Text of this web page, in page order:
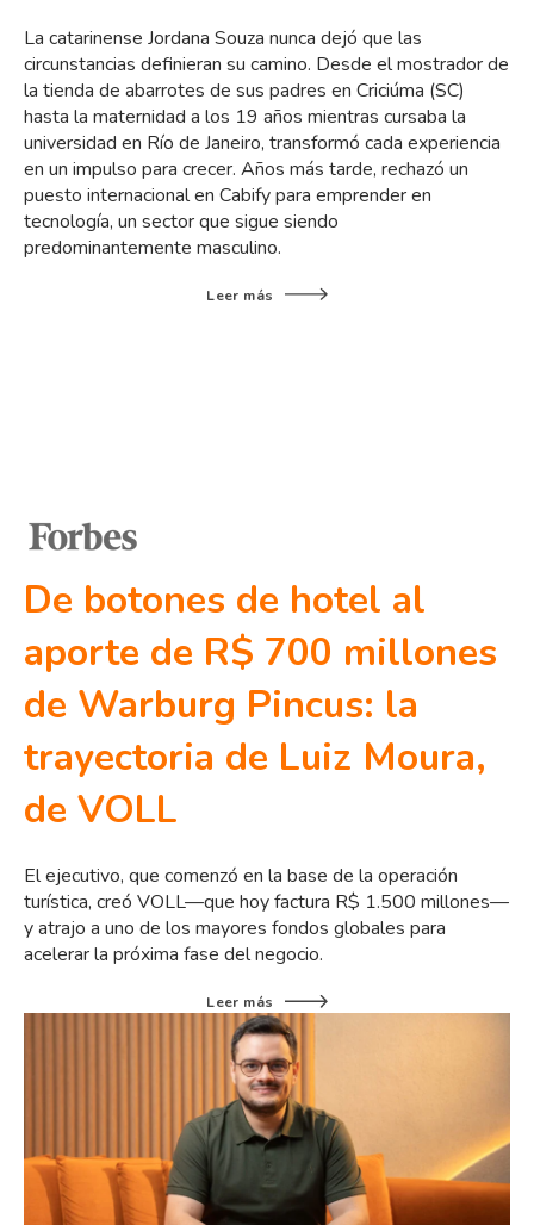
La catarinense Jordana Souza nunca dejó que las
circunstancias definieran su camino. Desde el mostrador de
la tienda de abarrotes de sus padres en Criciúma (SC)
hasta la maternidad a los 19 años mientras cursaba la
universidad en Río de Janeiro, transformó cada experiencia
en un impulso para crecer. Años más tarde, rechazó un
puesto internacional en Cabify para emprender en
tecnología, un sector que sigue siendo
predominantemente masculino.
Leer más
De botones de hotel al
aporte de R$ 700 millones
de Warburg Pincus: la
trayectoria de Luiz Moura,
de VOLL
El ejecutivo, que comenzó en la base de la operación
turística, creó VOLL—que hoy factura R$ 1.500 millones—
y atrajo a uno de los mayores fondos globales para
acelerar la próxima fase del negocio.
Leer más